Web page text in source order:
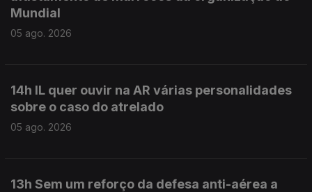
Mundial
05 ago. 2026
14h IL quer ouvir na AR várias personalidades
sobre o caso do atrelado
05 ago. 2026
13h Sem um reforço da defesa anti-aérea a